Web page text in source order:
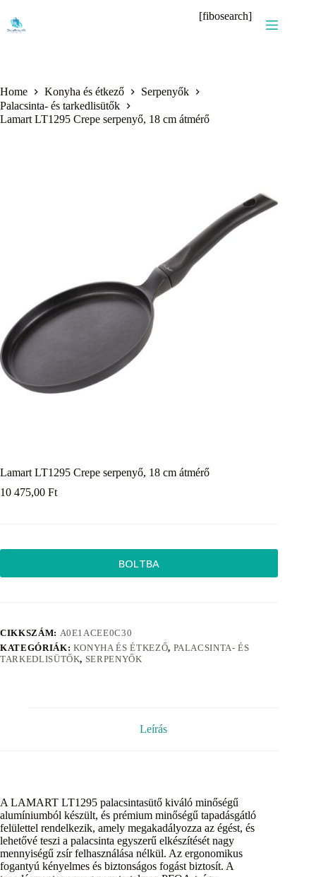
content
[fibosearch]
Home Konyha és étkező
Serpenyők
Palacsinta- és tarkedlisütők
Lamart LT1295 Crepe serpenyő, 18 cm átmérő
Lamart LT1295 Crepe serpenyő, 18 cm átmérő
10 475,00 Ft
BOLTBA
CIKKSZÁM: A0E1ACEE0C30
KATEGÓRIÁK: KONYHA ÉS ÉTKEZŐ, PALACSINTA- ÉS
TARKEDLISÜTŐK, SERPENYŐK
Leírás
A LAMART LT1295 palacsintasütő kiváló minőségű
alumíniumból készült, és prémium minőségű tapadásgátló
felülettel rendelkezik, amely megakadályozza az égést, és
lehetővé teszi a palacsinta egyszerű elkészítését nagy
mennyiségű zsír felhasználása nélkül. Az ergonomikus
fogantyú kényelmes és biztonságos fogást biztosít. A